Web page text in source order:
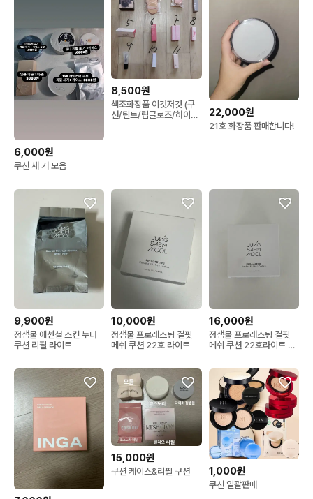
6,000원
쿠션 새 거 모음
8,500원
색조화장품 이것저것 (쿠
션/틴트/립글로즈/하이라
22,000원
21호 화장품 판매합니다!
9,900원
정샘물 에센셜 스킨 누더
쿠션 리필 라이트
10,000원
정샘물 프로래스팅 결핏
메쉬 쿠션 22호 라이트
16,000원
정샘물 프로래스팅 결핏
메쉬 쿠션 22호라이트 새
15,000원
쿠션 케이스&리필 쿠션 1,000원
쿠션 일괄판매